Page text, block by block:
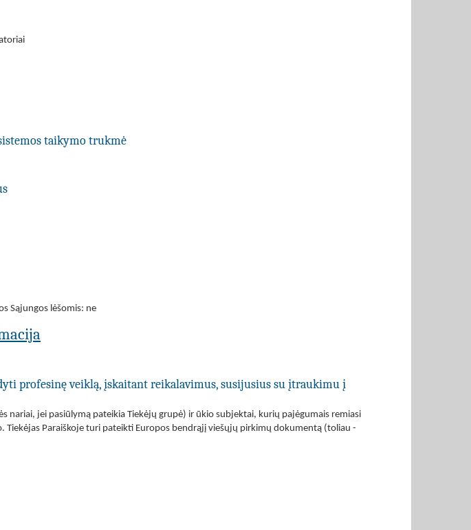
taikymo trukmė
Sąjungos lėšomis: ne
profesinę veiklą, įskaitant reikalavimus, susijusius su įtraukimu į
nariai, jei pasiūlymą pateikia Tiekėjų grupė) ir ūkio subjektai, kurių pajėgumais remiasi
Paraiškoje turi pateikti Europos bendrąjį viešųjų pirkimų dokumentą (toliau -